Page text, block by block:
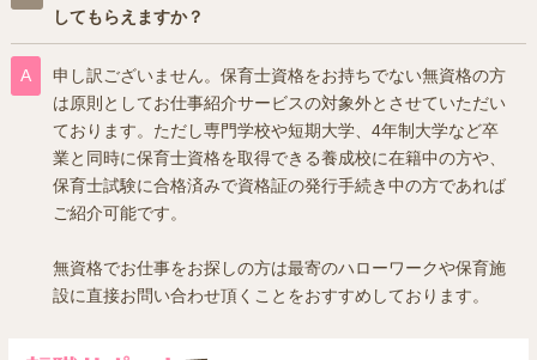
してもらえますか？
申し訳ございません。保育士資格をお持ちでない無資格の方
は原則としてお仕事紹介サービスの対象外とさせていただい
ております。ただし専門学校や短期大学、4年制大学など卒
業と同時に保育士資格を取得できる養成校に在籍中の方や、
保育士試験に合格済みで資格証の発行手続き中の方であれば
ご紹介可能です。
無資格でお仕事をお探しの方は最寄のハローワークや保育施
設に直接お問い合わせ頂くことをおすすめしております。